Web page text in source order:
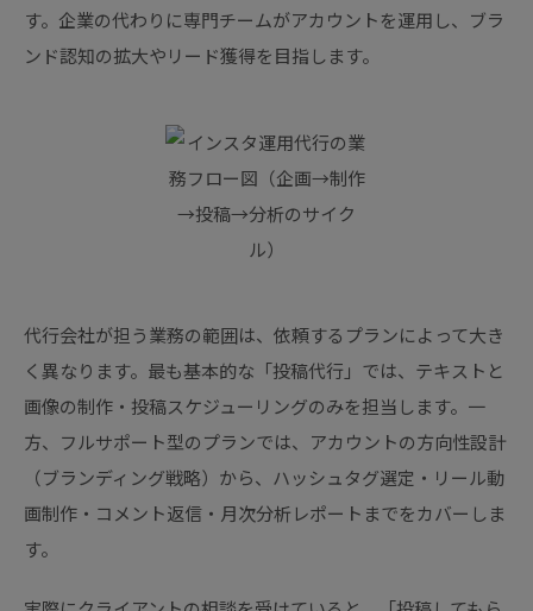
す。企業の代わりに専門チームがアカウントを運用し、ブラ
ンド認知の拡大やリード獲得を目指します。
代行会社が担う業務の範囲は、依頼するプランによって大き
く異なります。最も基本的な「投稿代行」では、テキストと
画像の制作・投稿スケジューリングのみを担当します。一
方、フルサポート型のプランでは、アカウントの方向性設計
（ブランディング戦略）から、ハッシュタグ選定・リール動
画制作・コメント返信・月次分析レポートまでをカバーしま
す。